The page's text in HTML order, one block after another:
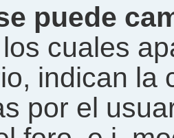
puede
cuales
indican la
por el